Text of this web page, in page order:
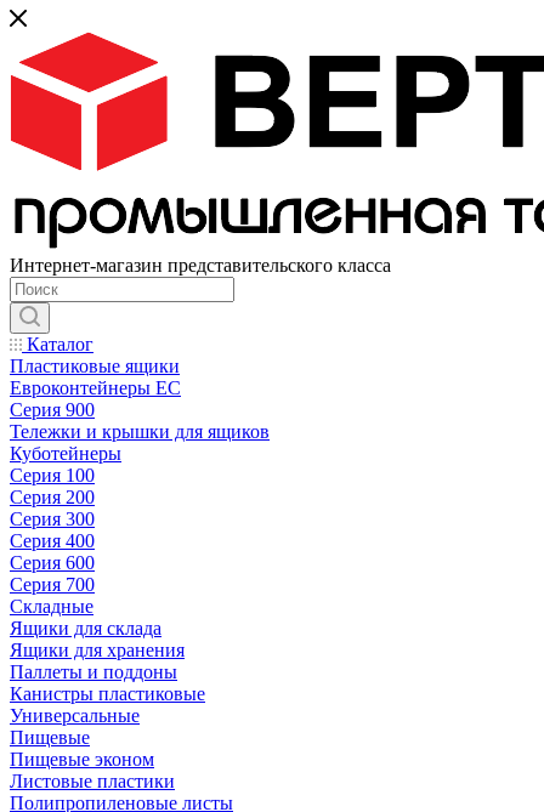
Интернет-магазин представительского класса
Каталог
Пластиковые ящики
Евроконтейнеры ЕС
Серия 900
Тележки и крышки для ящиков
Куботейнеры
Серия 100
Серия 200
Серия 300
Серия 400
Серия 600
Серия 700
Складные
Ящики для склада
Ящики для хранения
Паллеты и поддоны
Канистры пластиковые
Универсальные
Пищевые
Пищевые эконом
Листовые пластики
Полипропиленовые листы